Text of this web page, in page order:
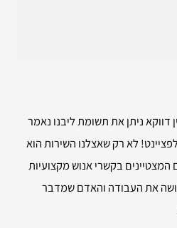
דווקא ניתן את תשומת ליבנו נאמר
לא רק שאצלנו השירות הוא
המצטיינים בקשרי אנוש מקצועיות
את העבודה והאדם שמדבר